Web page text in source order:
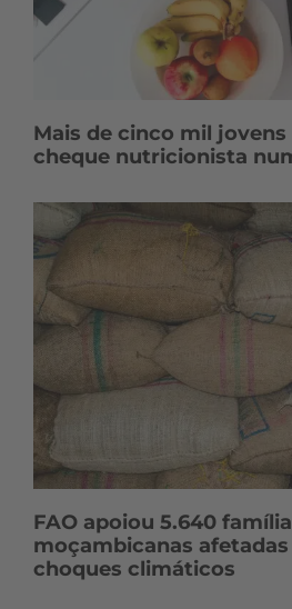
Mais de cinco mil
cheque nutricionista
FAO apoiou 5.640
moçambicanas
choques climáticos